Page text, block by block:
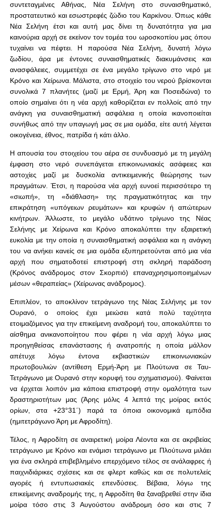
συντεταγμένες Αθήνας, Νέα Σελήνη στο συναισθηματικό,
προστατευτικό και εσωστρεφές ζώδιο του Καρκίνου. Όπως κάθε
Νέα Σελήνη έτσι και αυτή μας δίνει τη δυνατότητα για μια
καινούρια αρχή σε εκείνον τον τομέα του ωροσκοπίου μας όπου
τυχαίνει να πέφτει. Η παρούσα Νέα Σελήνη, δυνατή λόγω
ζωδίου, άρα με έντονες συναισθηματικές διακυμάνσεις και
ανασφάλειες, συμμετέχει σε ένα μεγάλο τρίγωνο στο νερό με
Κρόνο και Χείρωνα. Μάλιστα, στο στοιχείο του νερού βρίσκονται
συνολικά 7 πλανήτες (μαζί με Ερμή, Άρη και Ποσειδώνα) το
οποίο σημαίνει ότι η νέα αρχή καθορίζεται εν πολλοίς από την
ανάγκη για συναισθηματική ασφάλεια η οποία ικανοποιείται
συνήθως από την υπαγωγή μας σε μια ομάδα, είτε αυτή λέγεται
οικογένεια, έθνος, πατρίδα ή κάτι άλλο.
Η απουσία του στοιχείου του αέρα σε συνδυασμό με τη μεγάλη
έμφαση στο νερό συνεπάγεται επικοινωνιακές ασάφειες και
αστοχίες μαζί με δυσκολία αντικειμενικής θεώρησης των
πραγμάτων. Έτσι, η παρούσα νέα αρχή ευνοεί περισσότερο τη
«σιωπή», τη «διάθλαση» της πραγματικότητας και την
επικράτηση «υπόγειων ρευμάτων» και κρυφών ή απώτερων
κινήτρων. Άλλωστε, το μεγάλο υδάτινο τρίγωνο της Νέας
Σελήνης με Χείρωνα και Κρόνο αποκαλύπτει την εξαιρετική
ευκολία με την οποία η συναισθηματική ασφάλεια και η ανάγκη
του να ανήκει κανείς σε μια ομάδα εξυπηρετούνται από μια νέα
αρχή που σηματοδοτεί επιστροφή στη σκληρή παράδοση
(Κρόνος ανάδρομος στον Σκορπιό) επαναχρησιμοποιημένων
μέσων «θεραπείας» (Χείρωνας ανάδρομος).
Επιπλέον, το αποκλίνον τετράγωνο της Νέας Σελήνης με τον
Ουρανό, ο οποίος έχει μειώσει κατά πολύ ταχύτητα
ετοιμαζόμενος για την επικείμενη αναδρομή του, αποκαλύπτει το
αίσθημα ανικανοποίητου που φέρει η νέα αρχή λόγω μιας
προηγηθείσας επανάστασης ή ανατροπής η οποία μάλλον
απέτυχε λόγω έντονα εκβιαστικών επικοινωνιακών
πρωτοβουλιών (αντίθεση Ερμή-Άρη με Πλούτωνα σε Ταυ-
Τετράγωνο με Ουρανό στην κορυφή του σχηματισμού). Φαίνεται
να έρχεται λοιπόν μια κάποια επιστροφή στην ομαλότητα των
δραστηριοτήτων μας (Άρης μόλις 4 λεπτά της μοίρας εκτός
ορίων, στα +23°31΄) παρά τα όποια οικονομικά εμπόδια
(ημιτετράγωνο Άρη με Αφροδίτη).
Τέλος, η Αφροδίτη σε αναιρετική μοίρα Λέοντα και σε ακριβείας
τετράγωνο με Κρόνο και ενάμισι τετράγωνο με Πλούτωνα μιλάει
για ένα σκληρά επιβεβλημένο επερχόμενο τέλος σε ανάλαφρες ή
παιχνιδιάρικες σχέσεις και σε φλερτ καθώς και σε πολυτελείς
αγορές ή εντυπωσιακές επενδύσεις. Βέβαια, λόγω της
επικείμενης αναδρομής της, η Αφροδίτη θα ξαναβρεθεί στην ίδια
μοίρα τόσο στις 3 Αυγούστου ανάδρομη όσο και στις 7